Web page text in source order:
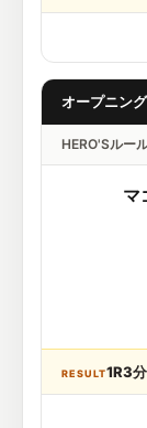
オープニン
HERO'Sルー
マ
RESULT1R3